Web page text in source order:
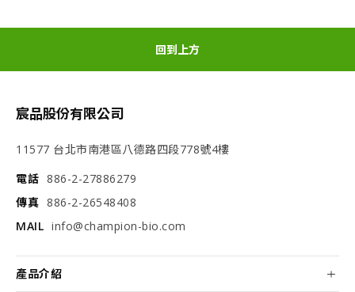
回到上方
宸品股份有限公司
11577 台北市南港區八德路四段778號4樓
電話 886-2-27886279
傳真 886-2-26548408
MAIL info@champion-bio.com
產品介紹